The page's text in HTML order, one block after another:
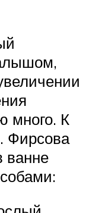
много. К
Фирсова
ванне